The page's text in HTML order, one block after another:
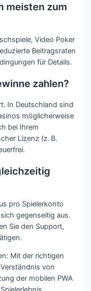
meisten zum
Video Poker
Beitragsraten
für Details.
zahlen?
In Deutschland sind
möglicherweise
bei Ihrem
Lizenz (z. B.
pro Spielerkonto
gegenseitig aus.
Sie den Support,
Mit der richtigen
von
der mobilen PWA